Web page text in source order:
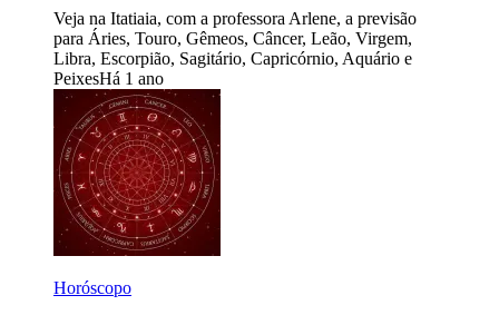
Veja na Itatiaia, com a professora Arlene, a previsão
para Áries, Touro, Gêmeos, Câncer, Leão, Virgem,
Libra, Escorpião, Sagitário, Capricórnio, Aquário e
PeixesHá 1 ano
Horóscopo